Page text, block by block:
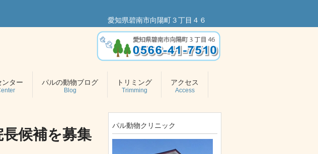
愛知県碧南市向陽町３丁目４６
ンター パルの動物ブログ
Blog
トリミング
Trimming
アクセス
Access
長候補を募集
パル動物クリニック